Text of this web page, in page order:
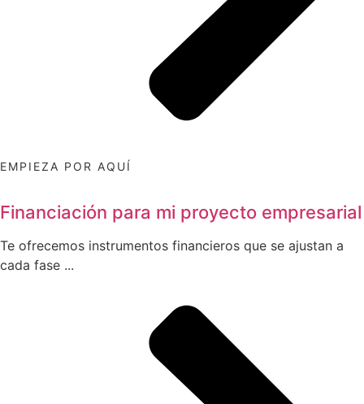
EMPIEZA POR AQUÍ
Financiación para mi proyecto empresarial
Te ofrecemos instrumentos financieros que se ajustan a
cada fase ...